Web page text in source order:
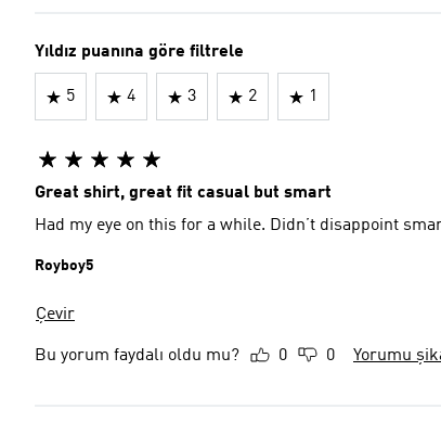
Yıldız puanına göre filtrele
5 4 3 2 1
Great shirt, great fit casual but smart
Had my eye on this for a while. Didn’t disappoint
Royboy5
Çevir
Bu yorum faydalı oldu mu? 0 0 Yorumu